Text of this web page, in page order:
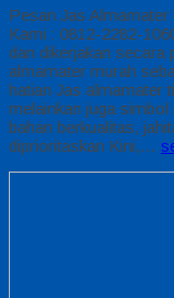
Pesan Jas Almamater
Kami : 0812-2282-
dan dikerjakan secara
almamater murah
hatian Jas almamater
melainkan juga
bahan berkualitas,
diprioritaskan Kini,…